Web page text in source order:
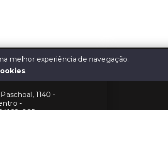
1140 -
-
005
melhor experiência de navegação.
.